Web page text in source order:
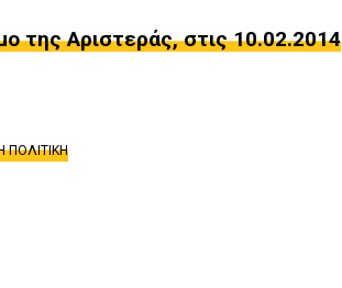
της Αριστεράς, στις 10.02.2014
ΠΟΛΙΤΙΚΗ